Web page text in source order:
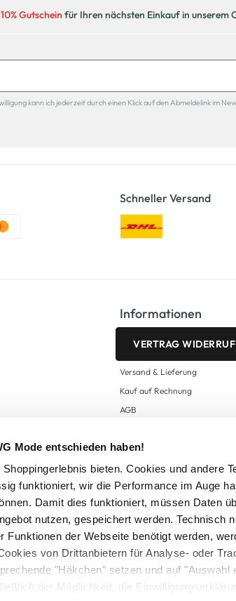
Mode entschieden haben!
bieten. Cookies und andere
funktioniert, wir die Performance im Auge
Damit dies funktioniert, müssen Daten
nutzen, gespeichert werden. Technisch
Funktionen der Webseite benötigt werden,
von Drittanbietern für Analyse- oder
"Häkchen" setzen und auf "Auswahl
der Möglichkeit, die
10% Gutschein für Ihren nächsten Einkauf in unserem
kann ich jederzeit durch einen Klick auf den Abmeldelink im
Schneller Versand
Informationen
VERTRAG
Versand & Lieferung
Kauf auf Rechnung
AGB
Zahlungsarten
Datenschutz
AWG CARD
zzgl.